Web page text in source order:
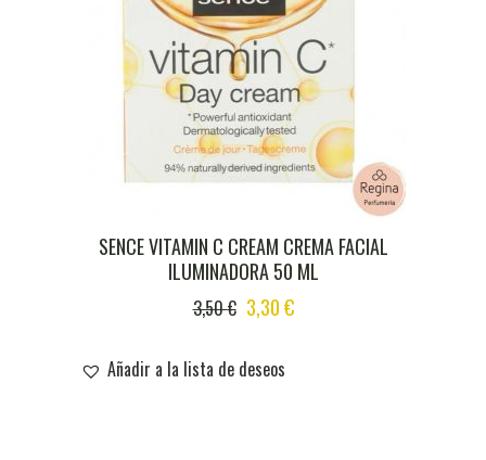
SENCE VITAMIN C CREAM CREMA FACIAL
ILUMINADORA 50 ML
3,50€ ORIGINAL
WAS:
3,50 €.
3,30€CURRENT
Añadir a la lista de deseos